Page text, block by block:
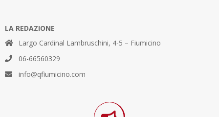
LA REDAZIONE
Largo Cardinal Lambruschini, 4-5 – Fiumicino
06-66560329
info@qfiumicino.com